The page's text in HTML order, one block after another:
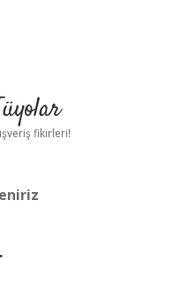
fikirleri!